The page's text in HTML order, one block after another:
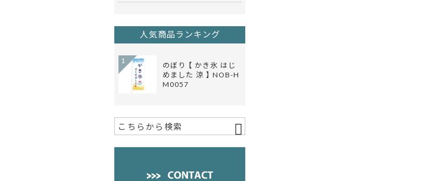
人気商品ランキング
のぼり 【 かき氷 はじ
めました 涼 】 NOB-H
M0057
1